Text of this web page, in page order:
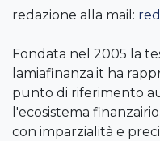
redazione alla mail:
Fondata nel 2005 la
lamiafinanza.it ha
punto di riferimento
l'ecosistema
con imparzialità e